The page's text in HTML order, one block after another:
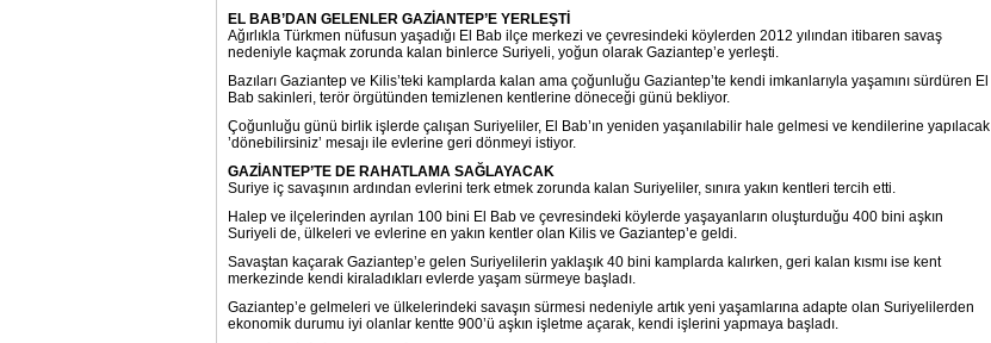
EL BAB’DAN GELENLER GAZİANTEP’E YERLEŞTİ
Ağırlıkla Türkmen nüfusun yaşadığı El Bab ilçe merkezi ve çevresindeki köylerden 2012 yılından itibaren savaş
nedeniyle kaçmak zorunda kalan binlerce Suriyeli, yoğun olarak Gaziantep’e yerleşti.
Bazıları Gaziantep ve Kilis’teki kamplarda kalan ama çoğunluğu Gaziantep’te kendi imkanlarıyla yaşamını sürdüren El
Bab sakinleri, terör örgütünden temizlenen kentlerine döneceği günü bekliyor.
Çoğunluğu günü birlik işlerde çalışan Suriyeliler, El Bab’ın yeniden yaşanılabilir hale gelmesi ve kendilerine yapılacak
’dönebilirsiniz’ mesajı ile evlerine geri dönmeyi istiyor.
GAZİANTEP’TE DE RAHATLAMA SAĞLAYACAK
Suriye iç savaşının ardından evlerini terk etmek zorunda kalan Suriyeliler, sınıra yakın kentleri tercih etti.
Halep ve ilçelerinden ayrılan 100 bini El Bab ve çevresindeki köylerde yaşayanların oluşturduğu 400 bini aşkın
Suriyeli de, ülkeleri ve evlerine en yakın kentler olan Kilis ve Gaziantep’e geldi.
Savaştan kaçarak Gaziantep’e gelen Suriyelilerin yaklaşık 40 bini kamplarda kalırken, geri kalan kısmı ise kent
merkezinde kendi kiraladıkları evlerde yaşam sürmeye başladı.
Gaziantep’e gelmeleri ve ülkelerindeki savaşın sürmesi nedeniyle artık yeni yaşamlarına adapte olan Suriyelilerden
ekonomik durumu iyi olanlar kentte 900’ü aşkın işletme açarak, kendi işlerini yapmaya başladı.